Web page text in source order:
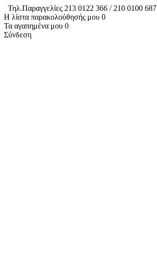
Τηλ.Παραγγελίες 213 0122 366 / 210 0100 687
Η λίστα παρακολούθησής μου 0
Τα αγαπημένα μου 0
Σύνδεση